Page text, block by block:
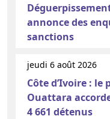
annonce des
sanctions
jeudi 6 août 2026
Côte d’Ivoire : le
Ouattara
4 661 détenus